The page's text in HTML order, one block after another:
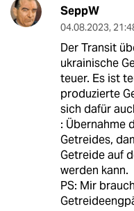
SeppW
04.08.2023,
Der Transit
ukrainische
teuer. Es ist
produzierte
sich dafür
: Übernahme
Getreides,
Getreide auf
werden kann.
PS: Mir